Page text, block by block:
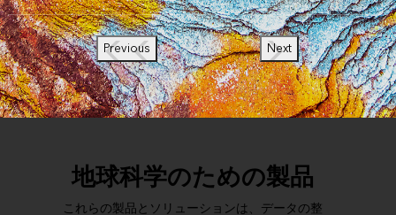
Previous Next
地球科学のための製品
これらの製品とソリューションは、データの整